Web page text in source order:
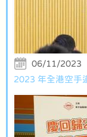
06/11/2023
2023 年全港空手